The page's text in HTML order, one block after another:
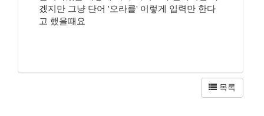
겠지만 그냥 단어 '오라클' 이렇게 입력만 한다
고 했을때요
목록